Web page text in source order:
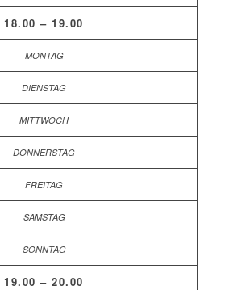
18.00 – 19.00
19.00 – 20.00